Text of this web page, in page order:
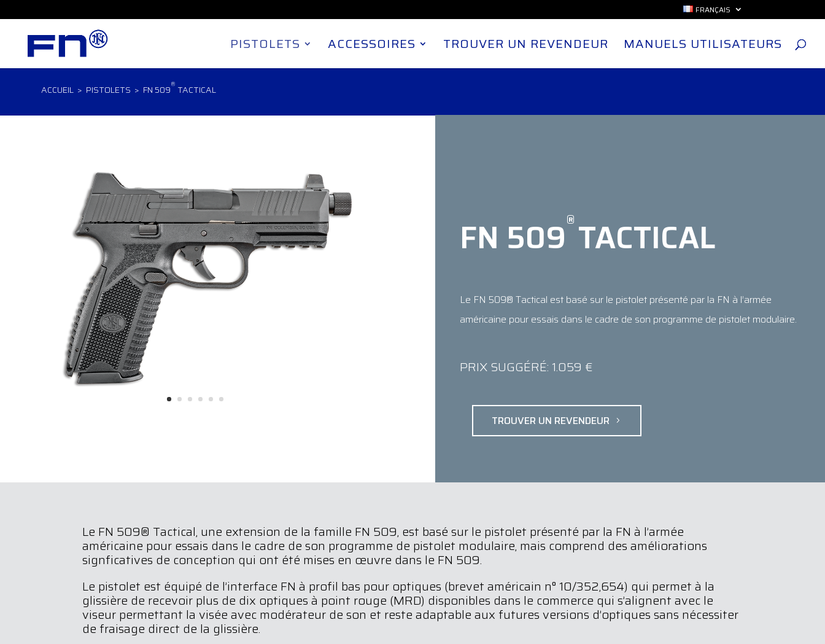
FRANÇAIS
PISTOLETS ACCESSOIRES TROUVER UN REVENDEUR MANUELS UTILISATEURS
ACCUEIL > PISTOLETS > FN 509® TACTICAL
FN 509® TACTICAL
Le FN 509® Tactical est basé sur le pistolet présenté par la FN à l’armée
américaine pour essais dans le cadre de son programme de pistolet modulaire.
PRIX SUGGÉRÉ: 1.059 €
TROUVER UN REVENDEUR
Le FN 509® Tactical, une extension de la famille FN 509, est basé sur le pistolet présenté par la FN à l’armée
américaine pour essais dans le cadre de son programme de pistolet modulaire, mais comprend des améliorations
signficatives de conception qui ont été mises en œuvre dans le FN 509.
Le pistolet est équipé de l’interface FN à profil bas pour optiques (brevet américain n° 10/352,654) qui permet à la
glissière de recevoir plus de dix optiques à point rouge (MRD) disponibles dans le commerce qui s’alignent avec le
viseur permettant la visée avec modérateur de son et reste adaptable aux futures versions d’optiques sans nécessiter
de fraisage direct de la glissière.